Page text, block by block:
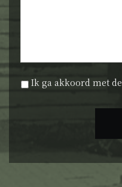
Privacyverklaring *
Ik ga akkoord met de